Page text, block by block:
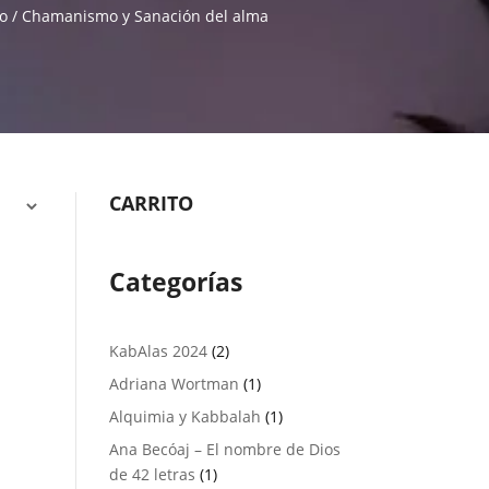
/ Chamanismo y Sanación del alma
CARRITO
Categorías
KabAlas 2024 22
productos
Adriana Wortman 11
producto
Alquimia y Kabbalah 11
producto
Ana Becóaj – El nombre de Dios
de 42 letras 11